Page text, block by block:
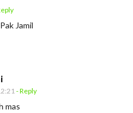
Jamil
- Reply
mas